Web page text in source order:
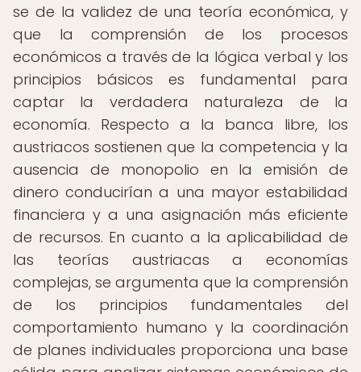
se de la validez de una teoría económica, y
que la comprensión de los procesos
económicos a través de la lógica verbal y los
principios básicos es fundamental para
captar la verdadera naturaleza de la
economía. Respecto a la banca libre, los
austriacos sostienen que la competencia y la
ausencia de monopolio en la emisión de
dinero conducirían a una mayor estabilidad
financiera y a una asignación más eficiente
de recursos. En cuanto a la aplicabilidad de
las teorías austriacas a economías
complejas, se argumenta que la comprensión
de los principios fundamentales del
comportamiento humano y la coordinación
de planes individuales proporciona una base